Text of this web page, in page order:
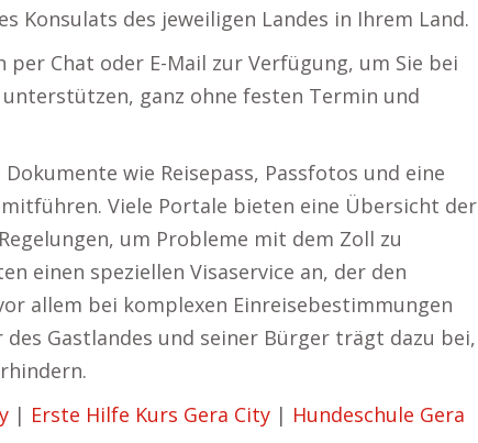
Konsulats des jeweiligen Landes in Ihrem Land.
per Chat oder E-Mail zur Verfügung, um Sie bei
ganz ohne festen Termin und
wie Reisepass, Passfotos und eine
Viele Portale bieten eine Übersicht der
um Probleme mit dem Zoll zu
einen speziellen Visaservice an, der den
allem bei komplexen Einreisebestimmungen
Gastlandes und seiner Bürger trägt dazu bei,
| Erste Hilfe Kurs Gera City | Hundeschule Gera